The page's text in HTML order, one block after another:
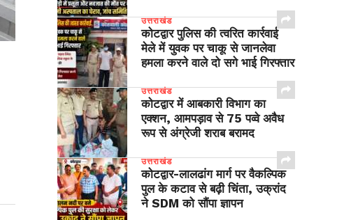
उत्तराखंड
कोटद्वार पुलिस की त्वरित कार्रवाई
मेले में युवक पर चाकू से जानलेवा
हमला करने वाले दो सगे भाई गिरफ्तार
उत्तराखंड
कोटद्वार में आबकारी विभाग का
एक्शन, आमपड़ाव से 75 पव्वे अवैध
रूप से अंग्रेजी शराब बरामद
उत्तराखंड
​कोटद्वार-लालढांग मार्ग पर वैकल्पिक
पुल के कटाव से बढ़ी चिंता, उक्रांद
ने SDM को सौंपा ज्ञापन